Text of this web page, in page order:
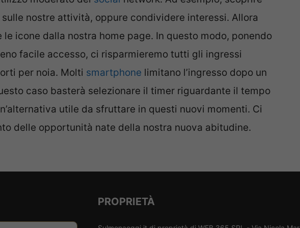
nostre attività, oppure condividere interessi. Allora
icone dalla nostra home page. In questo modo, ponendo
facile accesso, ci risparmieremo tutti gli ingressi
per noia. Molti smartphone limitano l’ingresso dopo un
caso basterà selezionare il timer riguardante il tempo
utile da sfruttare in questi nuovi momenti. Ci
delle opportunità nate della nostra nuova abitudine.
PROPRIETÀ